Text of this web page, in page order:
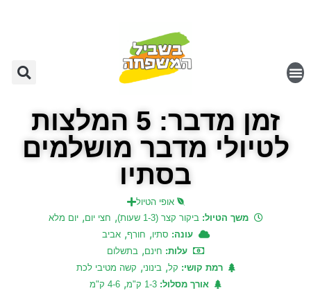
זמן מדבר: 5 המלצות
לטיולי מדבר מושלמים
בסתיו
אופי הטיול
משך הטיול:ביקור קצר (1-3 שעות) , חצי יום, יום מלא
עונה: סתיו, חורף, אביב
עלות: חינם, בתשלום
רמת קושי: קל, בינוני, קשה מטיבי לכת
אורך מסלול: 1-3 ק"מ , 4-6 ק"מ